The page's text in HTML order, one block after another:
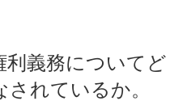
利義務についてど
れているか。